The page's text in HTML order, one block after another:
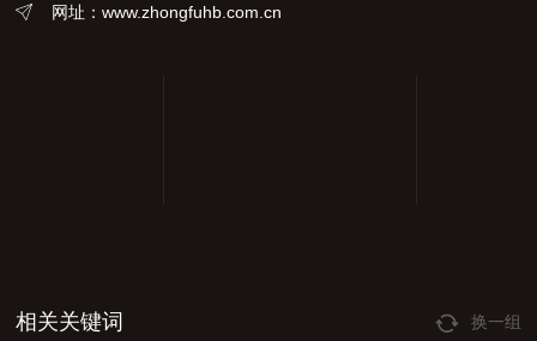
网址：www.zhongfuhb.com.cn
相关关键词 换一组